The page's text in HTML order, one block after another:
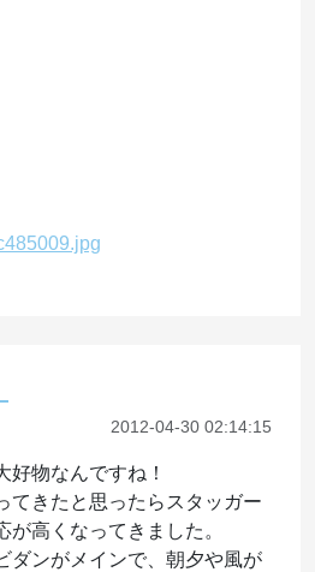
2012-04-30 02:14:15
好物なんですね！
てきたと思ったらスタッガー
が高くなってきました。
ダンがメインで、朝夕や風が